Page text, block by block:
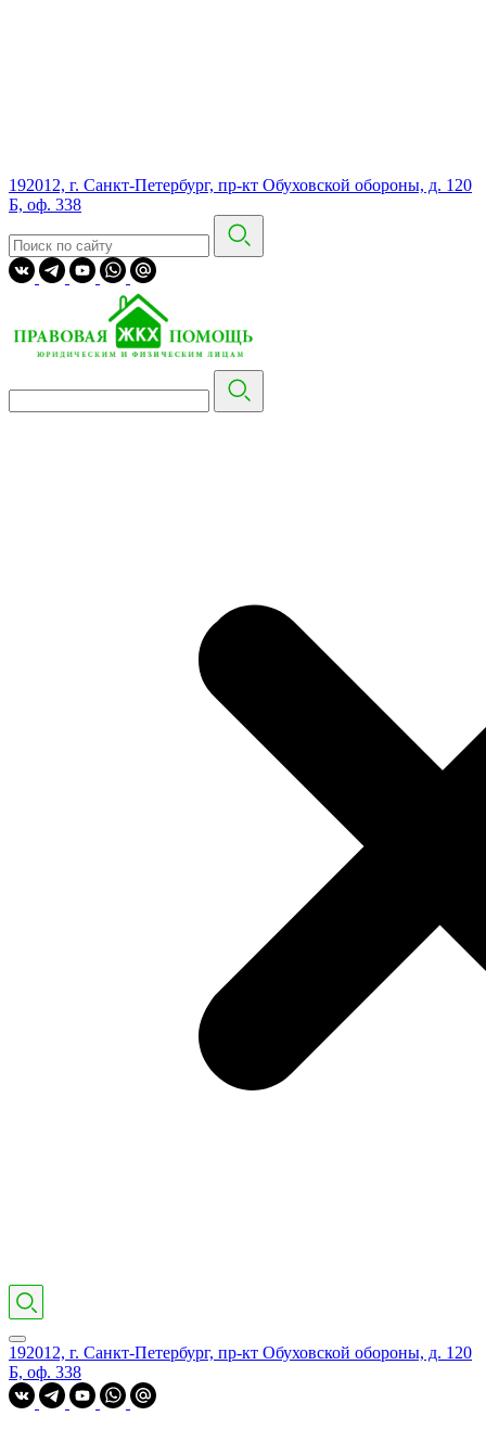
192012, г. Санкт-Петербург, пр-кт Обуховской обороны, д. 120
Б, оф. 338
192012, г. Санкт-Петербург, пр-кт Обуховской обороны, д. 120
Б, оф. 338